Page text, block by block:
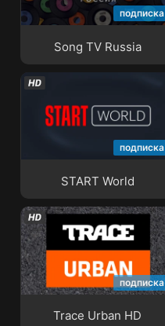
подписка
Song TV Russia
Song TV Russia
подписка
START World
подписка
Trace Urban HD
Trace Urban HD